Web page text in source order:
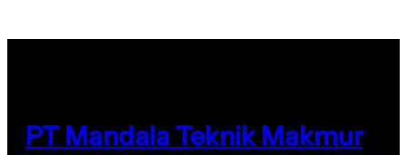
PT Mandala Teknik Makmur